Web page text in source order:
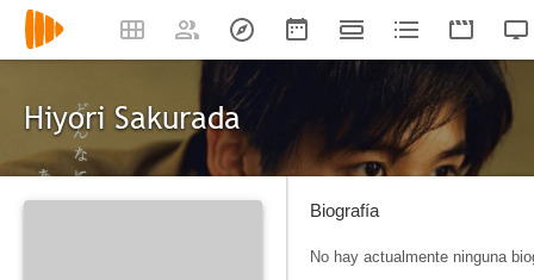
Hiyori Sakurada
Biografía
No hay actualmente ninguna